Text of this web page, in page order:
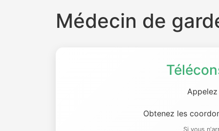
Médecin de
Obtenez les
Si vous